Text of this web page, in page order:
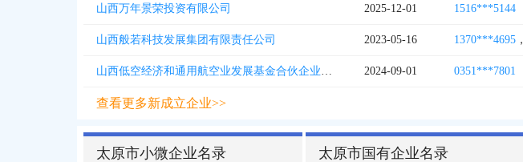
山西万年景荣投资有限公司 2025-12-01 1516***5144
山西般若科技发展集团有限责任公司 2023-05-16 1370***4695 ，
山西低空经济和通用航空业发展基金合伙企业有限合伙 2024-09-01 0351***7801
查看更多新成立企业>>
太原市小微企业名录 太原市国有企业名录